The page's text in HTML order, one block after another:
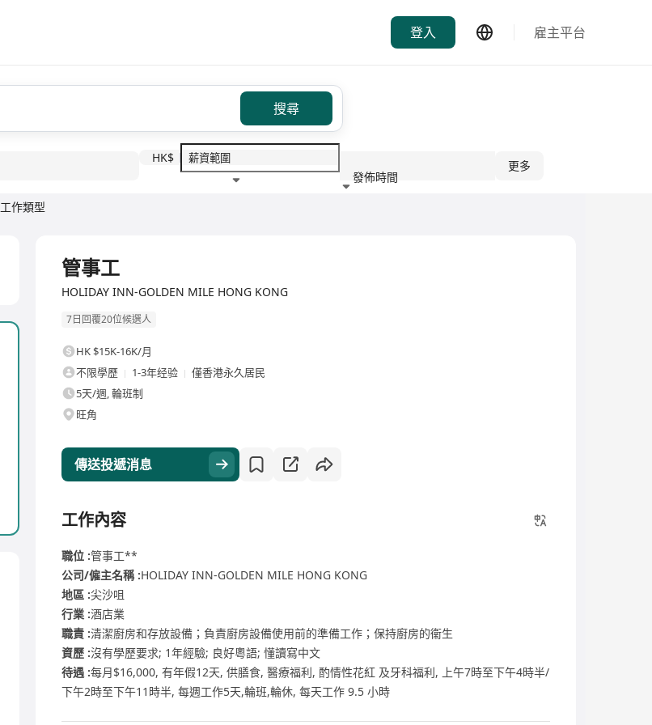
登入 雇主平台
搜尋
工作類型
HK$
發佈時間
更多
管事工
HOLIDAY INN-GOLDEN MILE HONG KONG
7日回覆20位候選人
HK $15K-16K/月
不限學歷
1-3年经验
僅香港永久居民
5天/週, 輪班制
旺角
傳送投遞消息
工作內容
職位 :管事工**
公司/僱主名稱 :HOLIDAY INN-GOLDEN MILE HONG KONG
地區 :尖沙咀
行業 :酒店業
職責 :清潔廚房和存放設備；負責廚房設備使用前的準備工作；保持廚房的衞生
資歷 :沒有學歷要求; 1年經驗; 良好粵語; 懂讀寫中文
待遇 :每月$16,000, 有年假12天, 供膳食, 醫療福利, 酌情性花紅 及牙科福利, 上午7時至下午4時半/
下午2時至下午11時半, 每週工作5天,輪班,輪休, 每天工作 9.5 小時